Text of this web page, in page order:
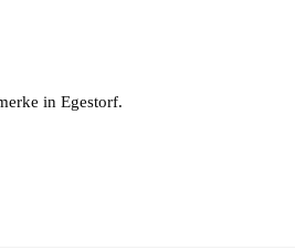
in Egestorf.